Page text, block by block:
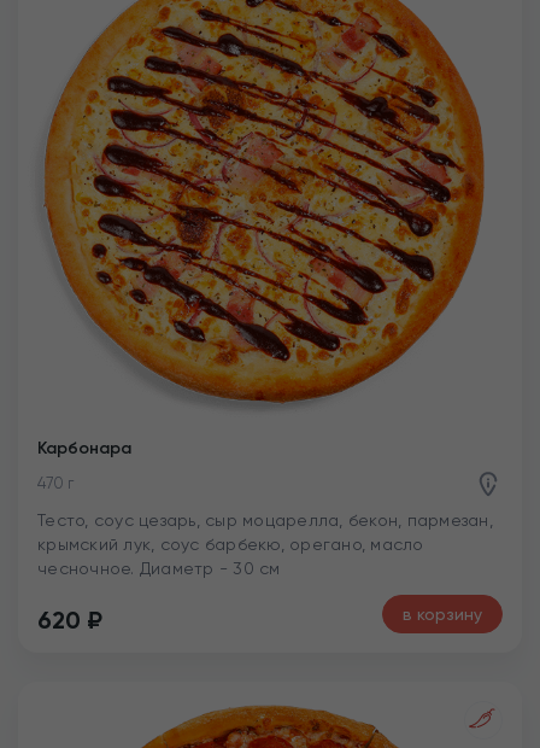
Карбонара
470 г
Тесто, соус цезарь, сыр моцарелла, бекон, пармезан,
крымский лук, соус барбекю, орегано, масло
чесночное. Диаметр - 30 см
620 ₽ в корзину